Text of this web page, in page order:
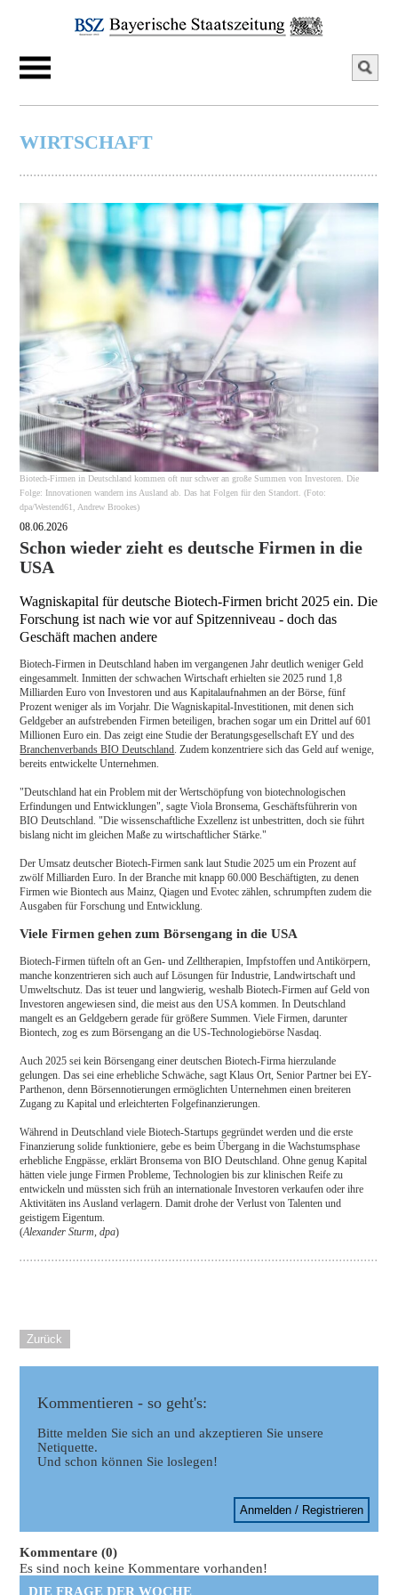
WIRTSCHAFT
Biotech-Firmen in Deutschland kommen oft nur schwer an große Summen von Investoren. Die
Folge: Innovationen wandern ins Ausland ab. Das hat Folgen für den Standort. (Foto:
dpa/Westend61, Andrew Brookes)
08.06.2026
Schon wieder zieht es deutsche Firmen in die
USA
Wagniskapital für deutsche Biotech-Firmen bricht 2025 ein. Die
Forschung ist nach wie vor auf Spitzenniveau - doch das
Geschäft machen andere
Biotech-Firmen in Deutschland haben im vergangenen Jahr deutlich weniger Geld
eingesammelt. Inmitten der schwachen Wirtschaft erhielten sie 2025 rund 1,8
Milliarden Euro von Investoren und aus Kapitalaufnahmen an der Börse, fünf
Prozent weniger als im Vorjahr. Die Wagniskapital-Investitionen, mit denen sich
Geldgeber an aufstrebenden Firmen beteiligen, brachen sogar um ein Drittel auf 601
Millionen Euro ein. Das zeigt eine Studie der Beratungsgesellschaft EY und des
Branchenverbands BIO Deutschland. Zudem konzentriere sich das Geld auf wenige,
bereits entwickelte Unternehmen.
"Deutschland hat ein Problem mit der Wertschöpfung von biotechnologischen
Erfindungen und Entwicklungen", sagte Viola Bronsema, Geschäftsführerin von
BIO Deutschland. "Die wissenschaftliche Exzellenz ist unbestritten, doch sie führt
bislang nicht im gleichen Maße zu wirtschaftlicher Stärke."
Der Umsatz deutscher Biotech-Firmen sank laut Studie 2025 um ein Prozent auf
zwölf Milliarden Euro. In der Branche mit knapp 60.000 Beschäftigten, zu denen
Firmen wie Biontech aus Mainz, Qiagen und Evotec zählen, schrumpften zudem die
Ausgaben für Forschung und Entwicklung.
Viele Firmen gehen zum Börsengang in die USA
Biotech-Firmen tüfteln oft an Gen- und Zelltherapien, Impfstoffen und Antikörpern,
manche konzentrieren sich auch auf Lösungen für Industrie, Landwirtschaft und
Umweltschutz. Das ist teuer und langwierig, weshalb Biotech-Firmen auf Geld von
Investoren angewiesen sind, die meist aus den USA kommen. In Deutschland
mangelt es an Geldgebern gerade für größere Summen. Viele Firmen, darunter
Biontech, zog es zum Börsengang an die US-Technologiebörse Nasdaq.
Auch 2025 sei kein Börsengang einer deutschen Biotech-Firma hierzulande
gelungen. Das sei eine erhebliche Schwäche, sagt Klaus Ort, Senior Partner bei EY-
Parthenon, denn Börsennotierungen ermöglichten Unternehmen einen breiteren
Zugang zu Kapital und erleichterten Folgefinanzierungen.
Während in Deutschland viele Biotech-Startups gegründet werden und die erste
Finanzierung solide funktioniere, gebe es beim Übergang in die Wachstumsphase
erhebliche Engpässe, erklärt Bronsema von BIO Deutschland. Ohne genug Kapital
hätten viele junge Firmen Probleme, Technologien bis zur klinischen Reife zu
entwickeln und müssten sich früh an internationale Investoren verkaufen oder ihre
Aktivitäten ins Ausland verlagern. Damit drohe der Verlust von Talenten und
geistigem Eigentum.
(Alexander Sturm, dpa)
Zurück
Kommentieren - so geht's:
Bitte melden Sie sich an und akzeptieren Sie unsere
Netiquette.
Und schon können Sie loslegen!
Anmelden / Registrieren
Kommentare (0)
Es sind noch keine Kommentare vorhanden!
DIE FRAGE DER WOCHE